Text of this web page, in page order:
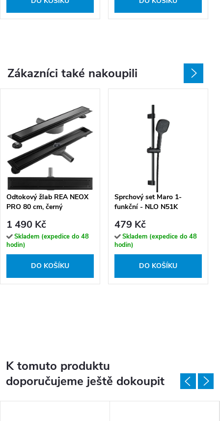
Zákazníci také nakoupili
Odtokový žlab REA NEOX
PRO 80 cm, černý
1 490 Kč
Skladem (expedice do 48
hodin)
DO KOŠÍKU
Sprchový set Maro 1-
funkční - NLO N51K
479 Kč
Skladem (expedice do 48
hodin)
DO KOŠÍKU
K tomuto produktu
doporučujeme ještě dokoupit